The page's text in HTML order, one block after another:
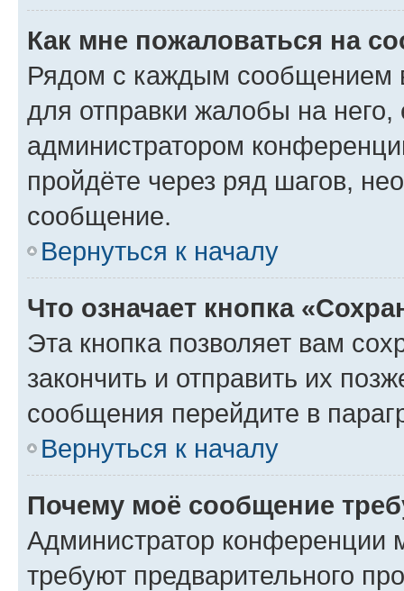
Как мне пожаловаться на
Рядом с каждым сообщением
для отправки жалобы на
администратором
пройдёте через ряд шагов,
сообщение.
Вернуться к началу
Что означает кнопка
Эта кнопка позволяет вам
закончить и отправить их
сообщения перейдите в
Вернуться к началу
Почему моё сообщение
Администратор конференции
требуют предварительного